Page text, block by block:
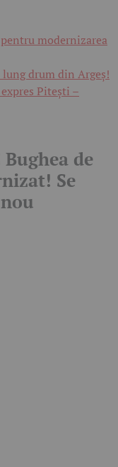
modernizarea
drum din Argeș!
Pitești –
de
Se